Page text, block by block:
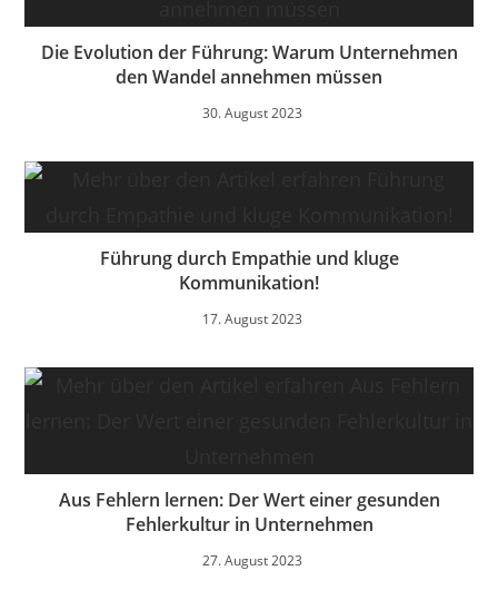
Die Evolution der Führung: Warum Unternehmen
den Wandel annehmen müssen
30. August 2023
Führung durch Empathie und kluge
Kommunikation!
17. August 2023
Aus Fehlern lernen: Der Wert einer gesunden
Fehlerkultur in Unternehmen
27. August 2023